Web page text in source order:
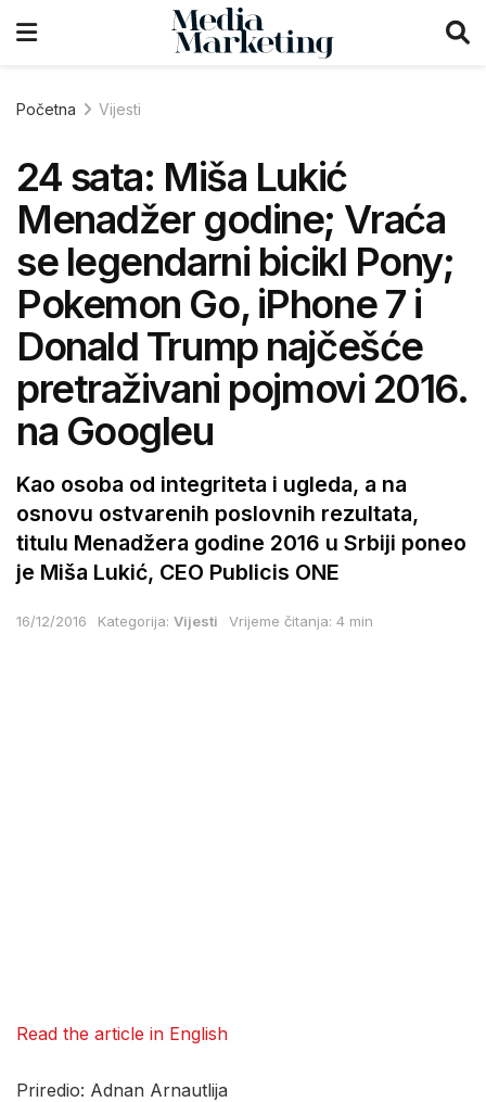
Početna Vijesti
24 sata: Miša Lukić
Menadžer godine; Vraća
se legendarni bicikl Pony;
Pokemon Go, iPhone 7 i
Donald Trump najčešće
pretraživani pojmovi 2016.
na Googleu
Kao osoba od integriteta i ugleda, a na
osnovu ostvarenih poslovnih rezultata,
titulu Menadžera godine 2016 u Srbiji poneo
je Miša Lukić, CEO Publicis ONE
16/12/2016 Kategorija: Vijesti Vrijeme čitanja: 4 min
Read the article in English
Priredio: Adnan Arnautlija